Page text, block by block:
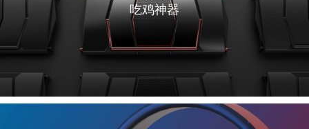
吃鸡神器